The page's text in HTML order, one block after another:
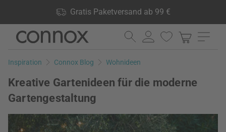
Gratis Paketversand ab 99 €
lagernd, 60 Tage Rückgaberecht
Direkt
Seiteninhalt
Direkt
Suchfeld
Inspiration Connox Blog Wohnideen
Kreative Gartenideen für die moderne
Gartengestaltung